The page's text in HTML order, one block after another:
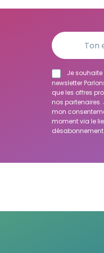
Je
newsletter
que les offres
nos partenaires.
mon
moment via le